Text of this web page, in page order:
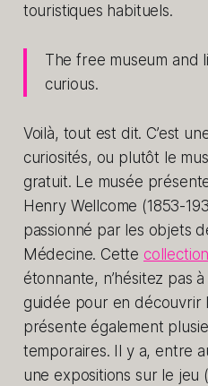
touristiques habituels.
The free museum and
curious.
Voilà, tout est dit. C’est
curiosités, ou plutôt le
gratuit. Le musée
Henry Wellcome (1853-
passionné par les objets
Médecine. Cette
étonnante, n’hésitez pas
guidée pour en découvrir
présente également
temporaires. Il y a, entre
une expositions sur le jeu (